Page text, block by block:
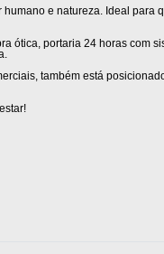
e natureza. Ideal para
ótica, portaria 24 horas com
também está